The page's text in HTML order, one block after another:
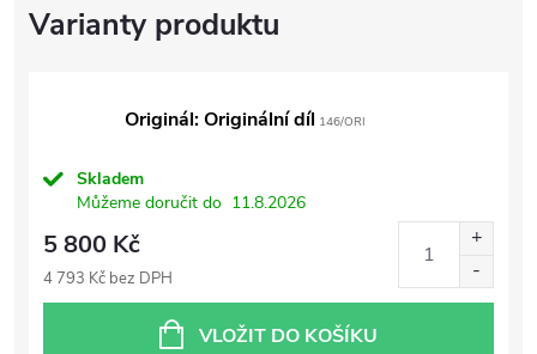
Originál: Originální díl 146/ORI
Skladem
Můžeme doručit do 11.8.2026
5 800 Kč
4 793 Kč bez DPH
VLOŽIT DO KOŠÍKU